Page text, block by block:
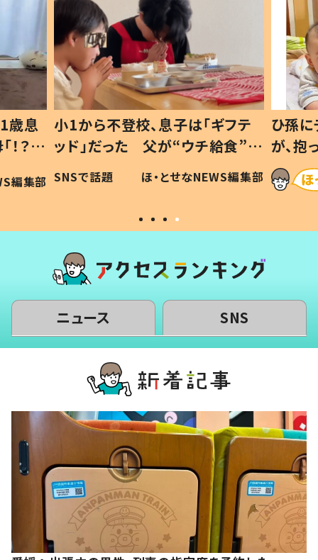
歳息
？」
編集部
小1から不登校、息子は「ギフテ
ッド」だった 父が“ウチ給食”を
作り続ける理由とは #令和の親
#令和の子
SNSで話題 ほ・とせなNEWS編集部
ひ孫
が、
「涙が
い」
ニュース SNS